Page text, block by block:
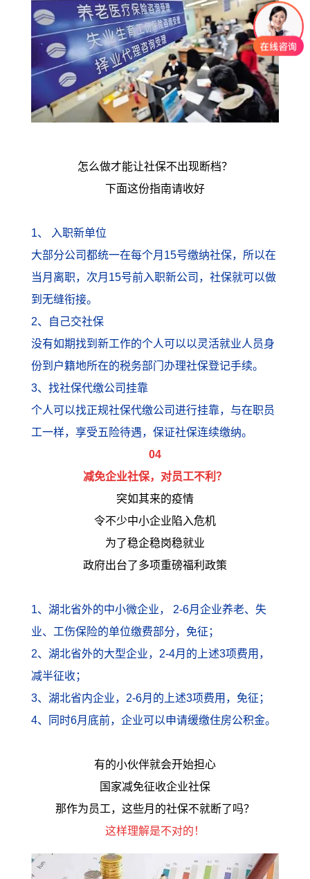
怎么做才能让社保不出现断档？
下面这份指南请收好
1、 入职新单位
大部分公司都统一在每个月15号缴纳社保，所以在
当月离职，次月15号前入职新公司，社保就可以做
到无缝衔接。
2、自己交社保
没有如期找到新工作的个人可以以灵活就业人员身
份到户籍地所在的税务部门办理社保登记手续。
3、找社保代缴公司挂靠
个人可以找正规社保代缴公司进行挂靠，与在职员
工一样，享受五险待遇，保证社保连续缴纳。
04
减免企业社保，对员工不利？
突如其来的疫情
令不少中小企业陷入危机
为了稳企稳岗稳就业
政府出台了多项重磅福利政策
1、湖北省外的中小微企业， 2-6月企业养老、失
业、工伤保险的单位缴费部分，免征；
2、湖北省外的大型企业，2-4月的上述3项费用，
减半征收；
3、湖北省内企业，2-6月的上述3项费用，免征；
4、同时6月底前，企业可以申请缓缴住房公积金。
有的小伙伴就会开始担心
国家减免征收企业社保
那作为员工，这些月的社保不就断了吗？
这样理解是不对的！